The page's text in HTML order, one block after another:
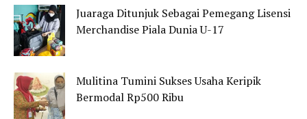
Juaraga Ditunjuk Sebagai Pemegang Lisensi
Merchandise Piala Dunia U-17
Mulitina Tumini Sukses Usaha Keripik
Bermodal Rp500 Ribu